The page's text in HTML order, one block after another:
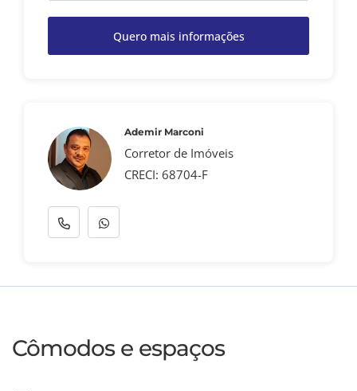
Quero mais informações
Ademir Marconi
Corretor de Imóveis
CRECI: 68704-F
Cômodos e espaços